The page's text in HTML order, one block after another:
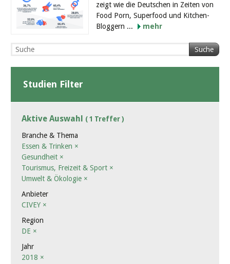
zeigt wie die Deutschen in Zeiten von
Food Porn, Superfood und Kitchen-
Bloggern ...
mehr
Suche
Studien Filter
Aktive Auswahl ( 1 Treffer )
Branche & Thema
Essen & Trinken ×
Gesundheit ×
Tourismus, Freizeit & Sport ×
Umwelt & Ökologie ×
Anbieter
CIVEY ×
Region
DE ×
Jahr
2018 ×